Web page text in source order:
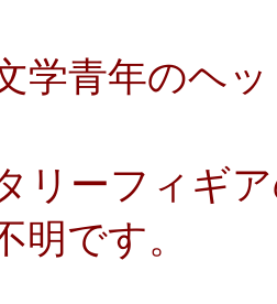
学青年のヘ
リーフィギ
明です。